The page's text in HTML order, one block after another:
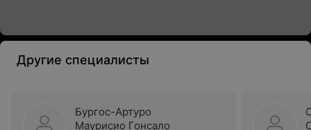
Другие специалисты
Бургос-Артуро
Маурисио Гонсало